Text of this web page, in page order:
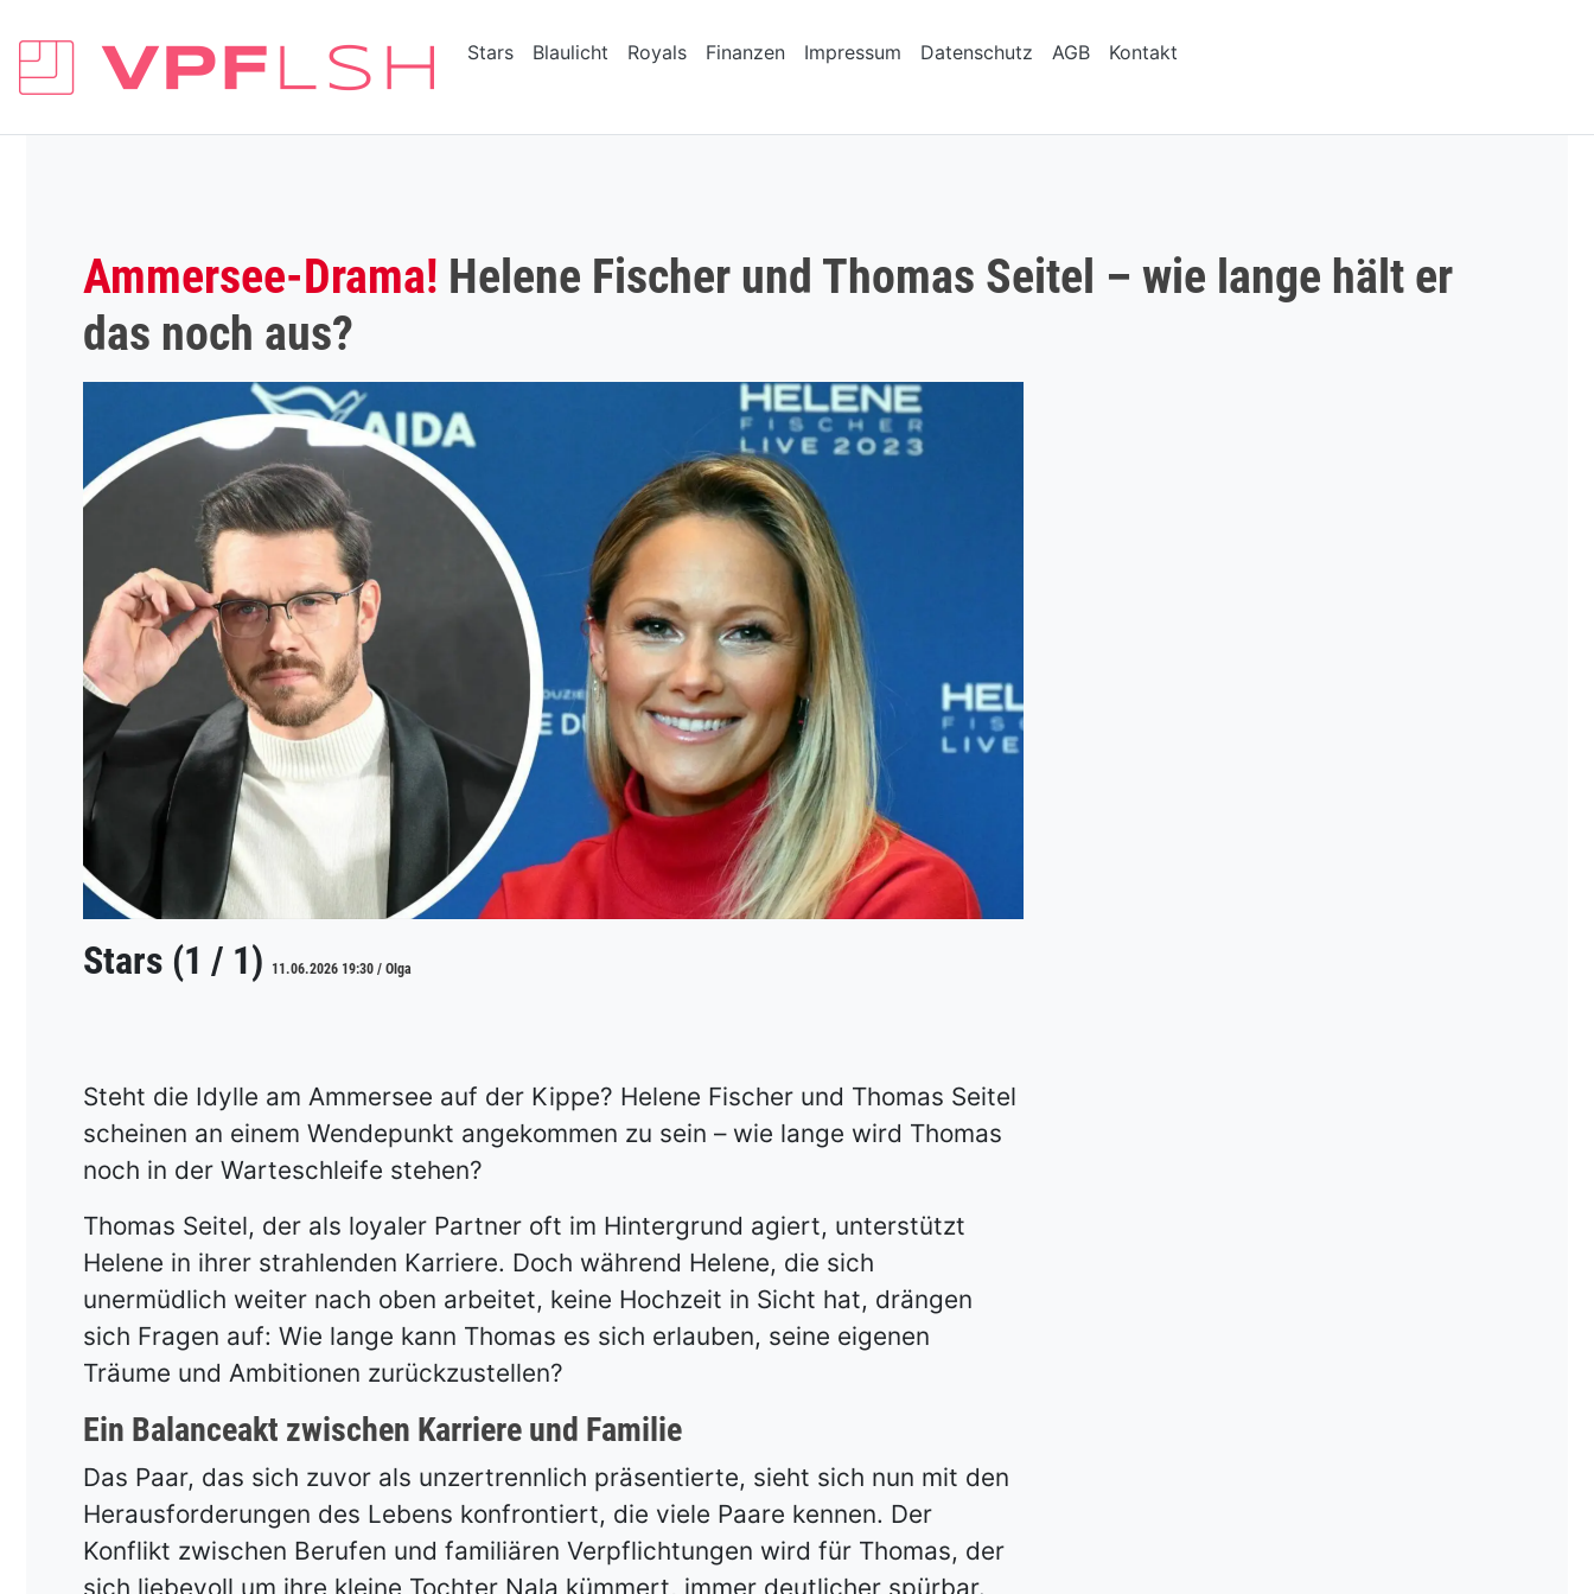
Stars Blaulicht Royals Finanzen Impressum Datenschutz AGB Kontakt
Ammersee-Drama! Helene Fischer und Thomas Seitel – wie lange hält er
das noch aus?
Stars (1 / 1) 11.06.2026 19:30 / Olga
Steht die Idylle am Ammersee auf der Kippe? Helene Fischer und Thomas Seitel
scheinen an einem Wendepunkt angekommen zu sein – wie lange wird Thomas
noch in der Warteschleife stehen?
Thomas Seitel, der als loyaler Partner oft im Hintergrund agiert, unterstützt
Helene in ihrer strahlenden Karriere. Doch während Helene, die sich
unermüdlich weiter nach oben arbeitet, keine Hochzeit in Sicht hat, drängen
sich Fragen auf: Wie lange kann Thomas es sich erlauben, seine eigenen
Träume und Ambitionen zurückzustellen?
Ein Balanceakt zwischen Karriere und Familie
Das Paar, das sich zuvor als unzertrennlich präsentierte, sieht sich nun mit den
Herausforderungen des Lebens konfrontiert, die viele Paare kennen. Der
Konflikt zwischen Berufen und familiären Verpflichtungen wird für Thomas, der
sich liebevoll um ihre kleine Tochter Nala kümmert, immer deutlicher spürbar.